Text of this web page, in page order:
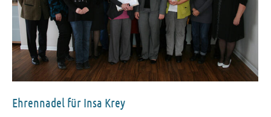
Ehrennadel für Insa Krey